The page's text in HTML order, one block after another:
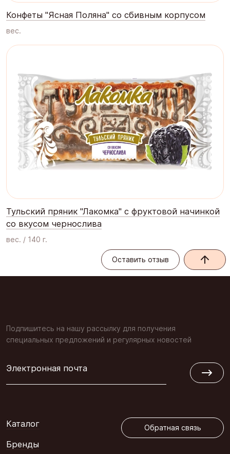
Конфеты "Ясная Поляна" со сбивным корпусом
вес.
Тульский пряник "Лакомка" с фруктовой начинкой
со вкусом чернослива
вес. / 140 г.
Оставить отзыв
Подпишитесь на нашу рассылку для получения
специальных предложений и регулярных новостей
Электронная почта
Каталог
Бренды
Обратная связь